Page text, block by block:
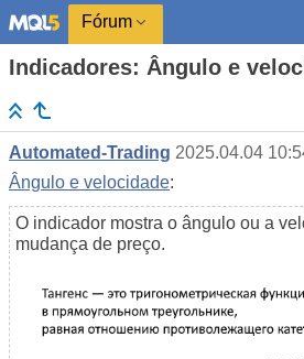
Fórum
Indicadores: Ângulo e
Automated-Trading 2025.04.04
Ângulo e velocidade:
O indicador mostra o ângulo ou a
mudança de preço.